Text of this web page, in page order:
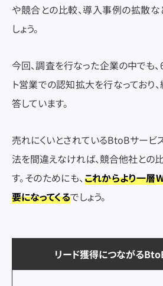
や競合との比較、導入事例の拡散
しょう。
今回、調査を行なった企業の中でも
ト営業での認知拡大を行なっており
答しています。
売れにくいとされているBtoBサービ
法を間違えなければ、競合他社との
す。そのためにも、これからより一
要になってくるでしょう。
リード獲得につながる